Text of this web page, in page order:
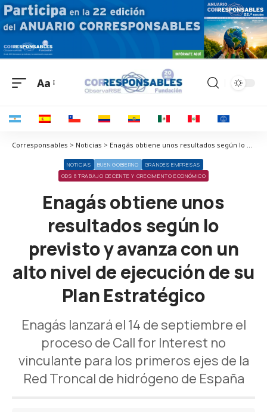
Aa
Corresponsables > Noticias > Enagás obtiene unos resultados según lo previsto y avanza con un alto nivel de ejecución de su Plan Estratégico
NOTICIAS BUEN GOBIERNO
GRANDES EMPRESAS
ODS 8 TRABAJO DECENTE Y CRECIMIENTO ECONÓMICO
Enagás obtiene unos
resultados según lo
previsto y avanza con un
alto nivel de ejecución de su
Plan Estratégico
Enagás lanzará el 14 de septiembre el
proceso de Call for Interest no
vinculante para los primeros ejes de la
Red Troncal de hidrógeno de España